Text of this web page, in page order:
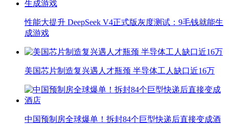
性能大提升 DeepSeek V4正式版灰度测试：9毛钱就能生
成游戏
美国芯片制造复兴遇人才瓶颈 半导体工人缺口近16万
中国预制房全球爆单！拆封84个巨型快递后直接变成酒